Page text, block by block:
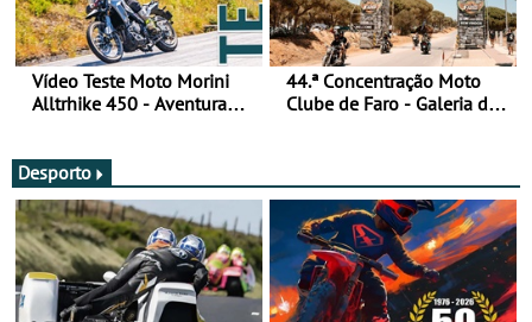
Vídeo Teste Moto Morini
Alltrhike 450 - Aventura
44.ª Concentração Moto
Clube de Faro - Galeria de
Desporto